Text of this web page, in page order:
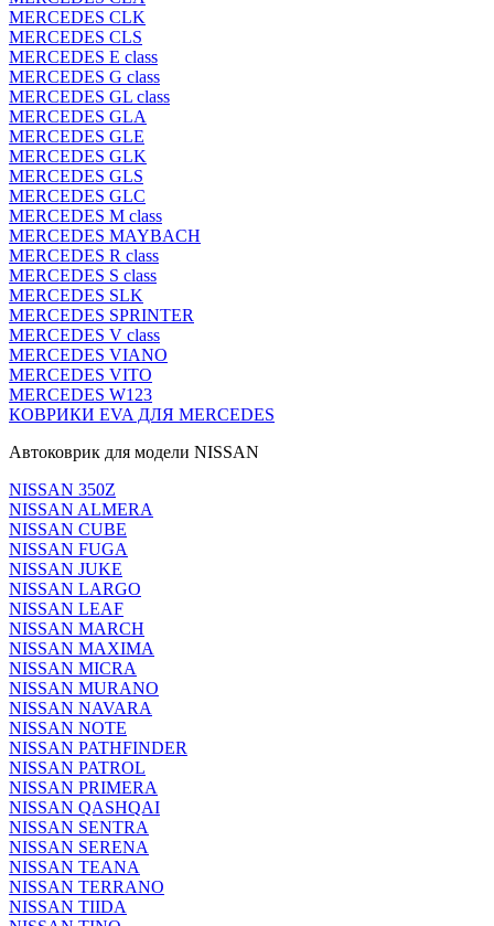
MERCEDES CLK
MERCEDES CLS
MERCEDES E class
MERCEDES G class
MERCEDES GL class
MERCEDES GLA
MERCEDES GLE
MERCEDES GLK
MERCEDES GLS
MERCEDES GLC
MERCEDES M class
MERCEDES MAYBACH
MERCEDES R class
MERCEDES S class
MERCEDES SLK
MERCEDES SPRINTER
MERCEDES V class
MERCEDES VIANO
MERCEDES VITO
MERCEDES W123
КОВРИКИ EVA ДЛЯ MERCEDES
Автоковрик для модели NISSAN
NISSAN 350Z
NISSAN ALMERA
NISSAN CUBE
NISSAN FUGA
NISSAN JUKE
NISSAN LARGO
NISSAN LEAF
NISSAN MARCH
NISSAN MAXIMA
NISSAN MICRA
NISSAN MURANO
NISSAN NAVARA
NISSAN NOTE
NISSAN PATHFINDER
NISSAN PATROL
NISSAN PRIMERA
NISSAN QASHQAI
NISSAN SENTRA
NISSAN SERENA
NISSAN TEANA
NISSAN TERRANO
NISSAN TIIDA